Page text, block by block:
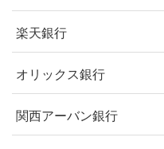
楽天銀行
オリックス銀行
関西アーバン銀行